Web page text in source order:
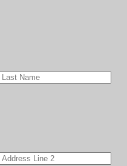
First
Street